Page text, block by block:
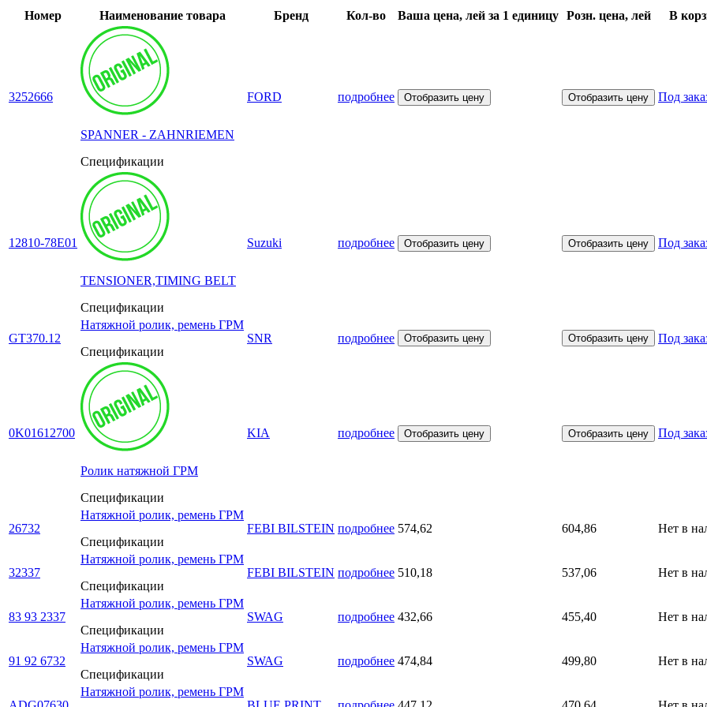
Номер Наименование товара Бренд Кол-во Ваша цена, лей за 1 единицу Розн. цена, лей В
3252666
SPANNER - ZAHNRIEMEN
Спецификации
FORD подробнее Отобразить цену Отобразить цену Под
12810-78E01
TENSIONER,TIMING BELT
Спецификации
Suzuki подробнее Отобразить цену Отобразить цену Под
GT370.12
Натяжной ролик, ремень ГРМ
Спецификации
SNR подробнее Отобразить цену Отобразить цену Под
0K01612700
Ролик натяжной ГРМ
Спецификации
KIA подробнее Отобразить цену Отобразить цену Под
26732
Натяжной ролик, ремень ГРМ
Спецификации
FEBI BILSTEIN подробнее 574,62 604,86 Нет в
32337
Натяжной ролик, ремень ГРМ
Спецификации
FEBI BILSTEIN подробнее 510,18 537,06 Нет в
83 93 2337
Натяжной ролик, ремень ГРМ
Спецификации
SWAG подробнее 432,66 455,40 Нет в
91 92 6732
Натяжной ролик, ремень ГРМ
Спецификации
SWAG подробнее 474,84 499,80 Нет в
Натяжной ролик, ремень ГРМ